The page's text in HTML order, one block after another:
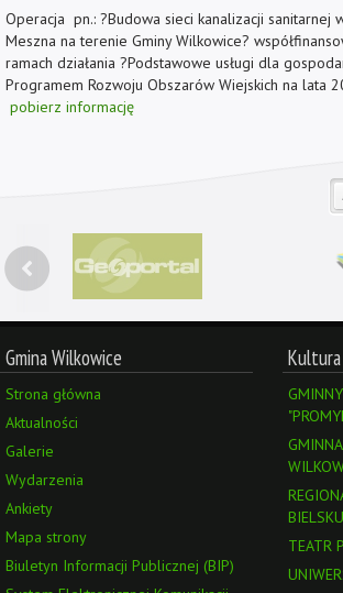
Operacja pn.: ?Budowa sieci kanalizacji sanitarnej
Meszna na terenie Gminy Wilkowice?
ramach działania ?Podstawowe usługi dla
Programem Rozwoju Obszarów Wiejskich na lata
pobierz informację
/2011-07-
Gmina Wilkowice
Strona główna
Aktualności
Galerie
Wydarzenia
Ankiety
Mapa strony
Biuletyn Informacji Publicznej (BIP)
Kultura
TEATR